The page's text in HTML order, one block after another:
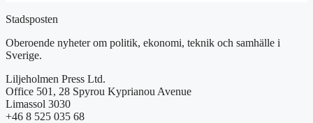
Stadsposten
Oberoende nyheter om politik, ekonomi, teknik och samhälle i
Sverige.
Liljeholmen Press Ltd.
Office 501, 28 Spyrou Kyprianou Avenue
Limassol 3030
+46 8 525 035 68